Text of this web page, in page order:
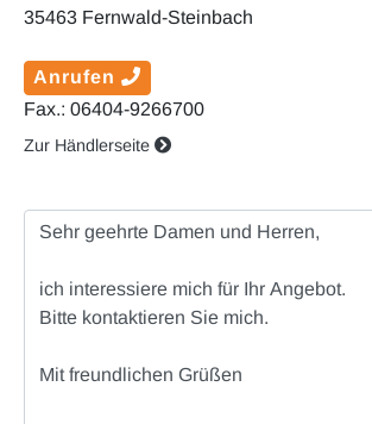
35463 Fernwald-Steinbach
Anrufen
Fax.: 06404-9266700
Zur Händlerseite